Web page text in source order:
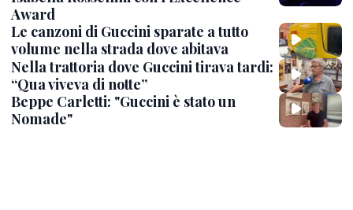
Award
Le canzoni di Guccini sparate a tutto
volume nella strada dove abitava
Nella trattoria dove Guccini tirava tardi:
“Qua viveva di notte”
Beppe Carletti: "Guccini è stato un
Nomade"